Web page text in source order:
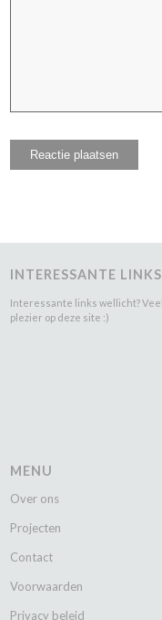
INTERESSANTE LINKS
Interessante links wellicht? Veel
plezier op deze site :)
MENU
Over ons
Projecten
Contact
Voorwaarden
Privacy beleid